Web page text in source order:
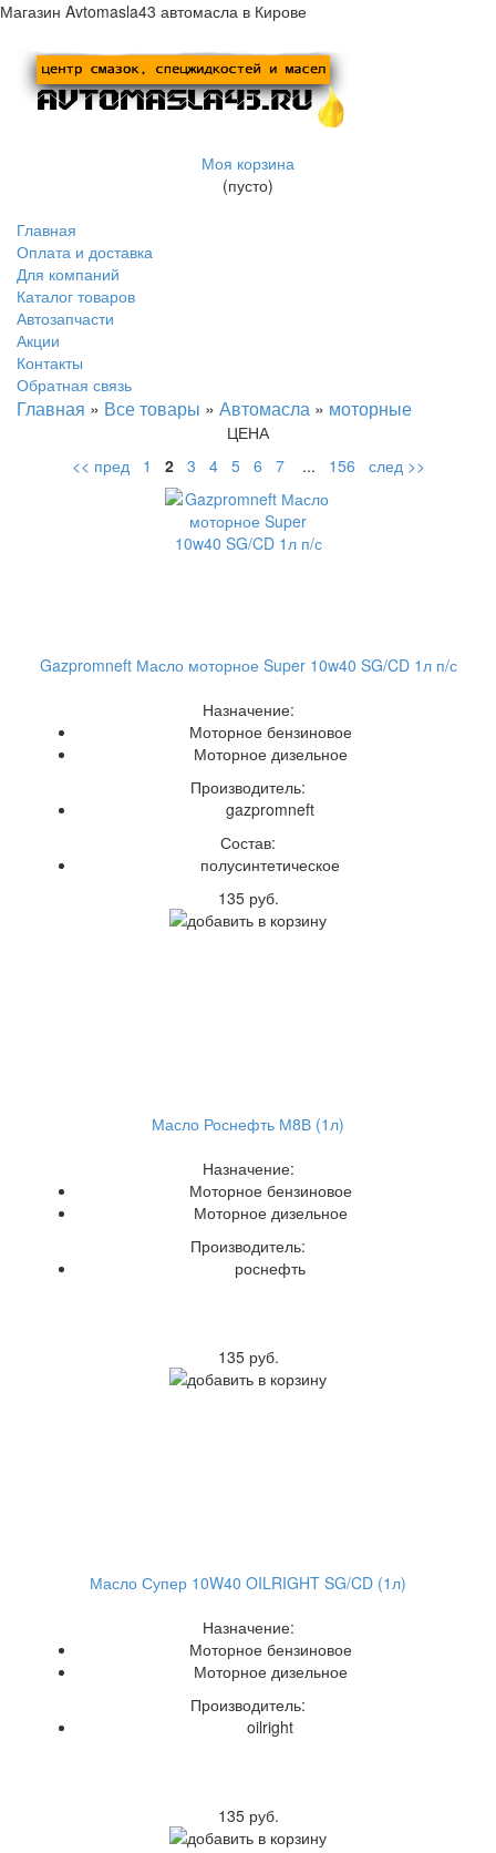
Магазин Avtomasla43 автомасла в Кирове
Моя корзина
(пусто)
Главная
Оплата и доставка
Для компаний
Каталог товаров
Автозапчасти
Акции
Контакты
Обратная связь
Главная » Все товары » Автомасла » моторные
ЦЕНА
<< пред
1 2 3 4 5 6 7... 156 след >>
Gazpromneft Масло моторное Super 10w40 SG/CD 1л п/с
Назначение:
Моторное бензиновое
Моторное дизельное
Производитель:
gazpromneft
Состав:
полусинтетическое
135 руб.
Масло Роснефть М8В (1л)
Назначение:
Моторное бензиновое
Моторное дизельное
Производитель:
роснефть
135 руб.
Масло Супер 10W40 OILRIGHT SG/CD (1л)
Назначение:
Моторное бензиновое
Моторное дизельное
Производитель:
oilright
135 руб.